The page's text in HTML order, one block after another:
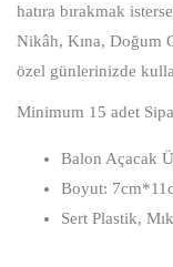
hatıra bırakmak
Nikâh, Kına, Doğum
özel günlerinizde
Minimum 15 adet
Balon Açacak
Boyut:
Sert Plastik,